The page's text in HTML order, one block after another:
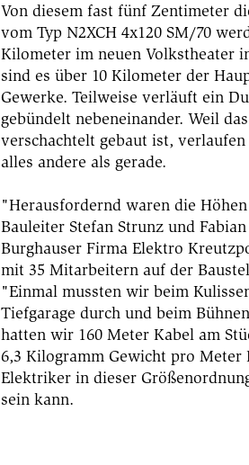
Von diesem fast fünf Zentimeter
vom Typ N2XCH 4x120 SM/70
Kilometer im neuen Volkstheater
sind es über 10 Kilometer der
Gewerke. Teilweise verläuft ein
gebündelt nebeneinander. Weil
verschachtelt gebaut ist,
alles andere als gerade.
"Herausfordernd waren die
Bauleiter Stefan Strunz und
Burghauser Firma Elektro
mit 35 Mitarbeitern auf der
"Einmal mussten wir beim
Tiefgarage durch und beim
hatten wir 160 Meter Kabel am
6,3 Kilogramm Gewicht pro Meter
Elektriker in dieser
sein kann.